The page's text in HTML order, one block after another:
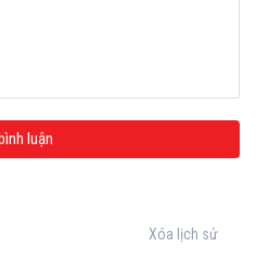
Xóa lịch sử